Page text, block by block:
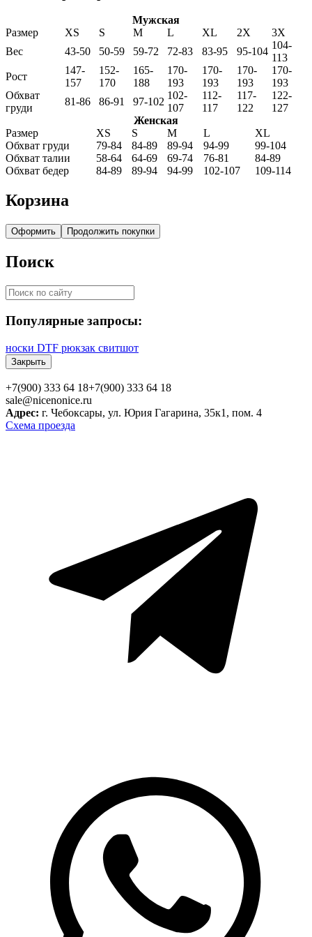
Мужская
Размер
XS S M L XL 2X
3X
Вес
43-50 50-59 59-72 72-83 83-95 95-104
104-
113
Рост
147-
157
152-
170
165-
188
170-
193
170-
193
170-
193
170-
193
Обхват
груди
81-86 86-91 97-102
102-
107
112-
117
117-
122
122-
127
Женская
Размер
XS S M L
XL
Обхват груди
79-84 84-89 89-94 94-99
99-104
Обхват талии
58-64 64-69 69-74 76-81
84-89
Обхват бедер
84-89 89-94 94-99 102-107 109-114
Корзина
Оформить Продолжить покупки
Поиск
Популярные запросы:
носки DTF рюкзак свитшот
Закрыть
+7(900) 333 64 18+7(900) 333 64 18
sale@nicenonice.ru
Адрес: г. Чебоксары, ул. Юрия Гагарина, 35к1, пом. 4
Схема проезда